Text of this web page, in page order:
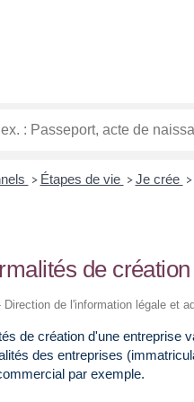
> Étapes de vie > Je crée >
de
de l'information légale et
de création d'une entreprise
des entreprises
par exemple.